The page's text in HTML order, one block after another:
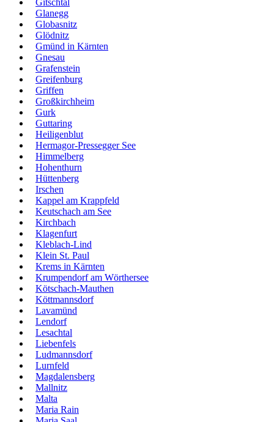
Glanegg
Globasnitz
Glödnitz
Gmünd in Kärnten
Gnesau
Grafenstein
Greifenburg
Griffen
Großkirchheim
Gurk
Guttaring
Heiligenblut
Hermagor-Pressegger See
Himmelberg
Hohenthurn
Hüttenberg
Irschen
Kappel am Krappfeld
Keutschach am See
Kirchbach
Klagenfurt
Kleblach-Lind
Klein St. Paul
Krems in Kärnten
Krumpendorf am Wörthersee
Kötschach-Mauthen
Köttmannsdorf
Lavamünd
Lendorf
Lesachtal
Liebenfels
Ludmannsdorf
Lurnfeld
Magdalensberg
Mallnitz
Malta
Maria Rain